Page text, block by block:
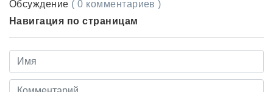
Обсуждение ( 0 комментариев )
Навигация по страницам